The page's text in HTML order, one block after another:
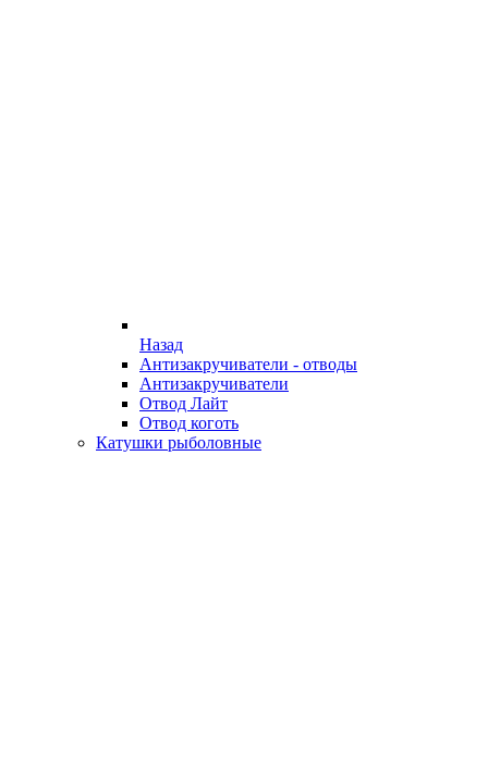
Назад
Антизакручиватели - отводы
Антизакручиватели
Отвод Лайт
Отвод коготь
Катушки рыболовные